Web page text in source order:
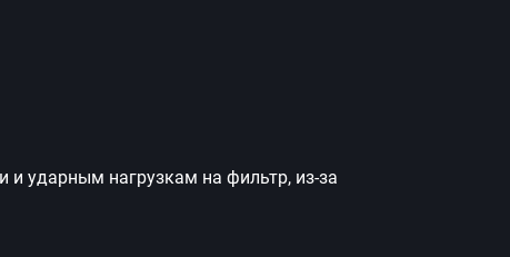
и ударным нагрузкам на фильтр, из-за